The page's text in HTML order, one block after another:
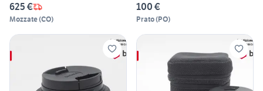
625 €
Mozzate(CO)
100 €
Prato(PO)